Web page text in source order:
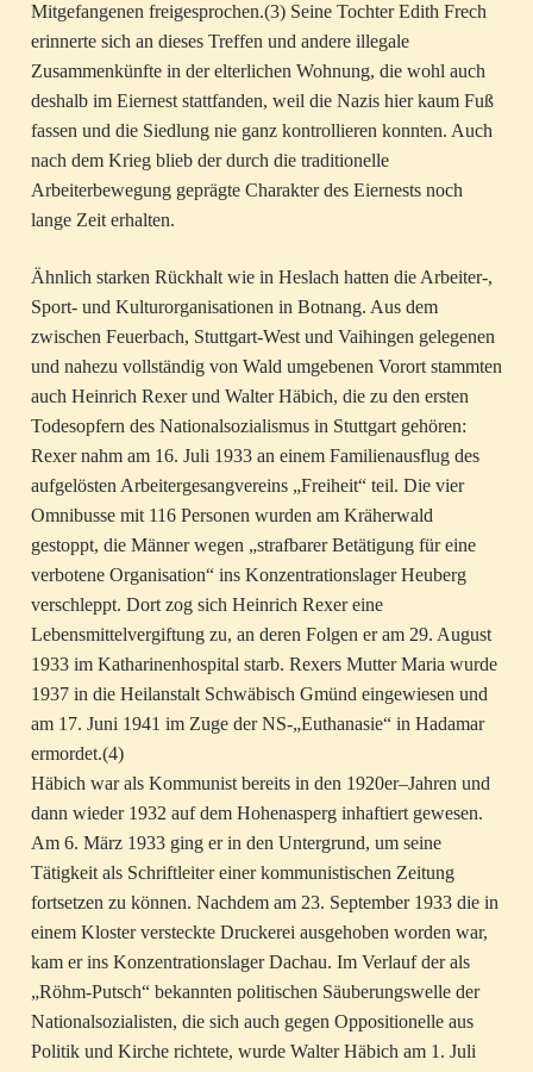
Mitgefangenen freigesprochen.(3) Seine Tochter Edith Frech
erinnerte sich an dieses Treffen und andere illegale
Zusammenkünfte in der elterlichen Wohnung, die wohl auch
deshalb im Eiernest stattfanden, weil die Nazis hier kaum Fuß
fassen und die Siedlung nie ganz kontrollieren konnten. Auch
nach dem Krieg blieb der durch die traditionelle
Arbeiterbewegung geprägte Charakter des Eiernests noch
lange Zeit erhalten.
Ähnlich starken Rückhalt wie in Heslach hatten die Arbeiter-,
Sport- und Kulturorganisationen in Botnang. Aus dem
zwischen Feuerbach, Stuttgart-West und Vaihingen gelegenen
und nahezu vollständig von Wald umgebenen Vorort stammten
auch Heinrich Rexer und Walter Häbich, die zu den ersten
Todesopfern des Nationalsozialismus in Stuttgart gehören:
Rexer nahm am 16. Juli 1933 an einem Familienausflug des
aufgelösten Arbeitergesangvereins „Freiheit“ teil. Die vier
Omnibusse mit 116 Personen wurden am Kräherwald
gestoppt, die Männer wegen „strafbarer Betätigung für eine
verbotene Organisation“ ins Konzentrationslager Heuberg
verschleppt. Dort zog sich Heinrich Rexer eine
Lebensmittelvergiftung zu, an deren Folgen er am 29. August
1933 im Katharinenhospital starb. Rexers Mutter Maria wurde
1937 in die Heilanstalt Schwäbisch Gmünd eingewiesen und
am 17. Juni 1941 im Zuge der NS-„Euthanasie“ in Hadamar
ermordet.(4)
Häbich war als Kommunist bereits in den 1920er–Jahren und
dann wieder 1932 auf dem Hohenasperg inhaftiert gewesen.
Am 6. März 1933 ging er in den Untergrund, um seine
Tätigkeit als Schriftleiter einer kommunistischen Zeitung
fortsetzen zu können. Nachdem am 23. September 1933 die in
einem Kloster versteckte Druckerei ausgehoben worden war,
kam er ins Konzentrationslager Dachau. Im Verlauf der als
„Röhm-Putsch“ bekannten politischen Säuberungswelle der
Nationalsozialisten, die sich auch gegen Oppositionelle aus
Politik und Kirche richtete, wurde Walter Häbich am 1. Juli